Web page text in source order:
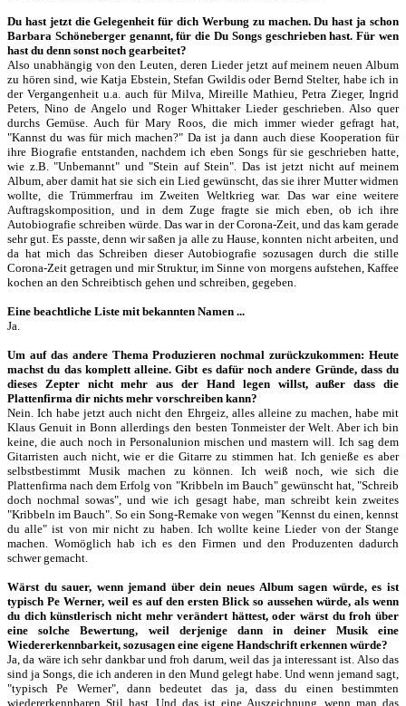
Du hast jetzt die Gelegenheit für dich Werbung zu machen. Du hast ja schon
Barbara Schöneberger genannt, für die Du Songs geschrieben hast. Für wen
hast du denn sonst noch gearbeitet?
Also unabhängig von den Leuten, deren Lieder jetzt auf meinem neuen Album
zu hören sind, wie Katja Ebstein, Stefan Gwildis oder Bernd Stelter, habe ich in
der Vergangenheit u.a. auch für Milva, Mireille Mathieu, Petra Zieger, Ingrid
Peters, Nino de Angelo und Roger Whittaker Lieder geschrieben. Also quer
durchs Gemüse. Auch für Mary Roos, die mich immer wieder gefragt hat,
"Kannst du was für mich machen?" Da ist ja dann auch diese Kooperation für
ihre Biografie entstanden, nachdem ich eben Songs für sie geschrieben hatte,
wie z.B. "Unbemannt" und "Stein auf Stein". Das ist jetzt nicht auf meinem
Album, aber damit hat sie sich ein Lied gewünscht, das sie ihrer Mutter widmen
wollte, die Trümmerfrau im Zweiten Weltkrieg war. Das war eine weitere
Auftragskomposition, und in dem Zuge fragte sie mich eben, ob ich ihre
Autobiografie schreiben würde. Das war in der Corona-Zeit, und das kam gerade
sehr gut. Es passte, denn wir saßen ja alle zu Hause, konnten nicht arbeiten, und
da hat mich das Schreiben dieser Autobiografie sozusagen durch die stille
Corona-Zeit getragen und mir Struktur, im Sinne von morgens aufstehen, Kaffee
kochen an den Schreibtisch gehen und schreiben, gegeben.
Eine beachtliche Liste mit bekannten Namen ...
Ja.
Um auf das andere Thema Produzieren nochmal zurückzukommen: Heute
machst du das komplett alleine. Gibt es dafür noch andere Gründe, dass du
dieses Zepter nicht mehr aus der Hand legen willst, außer dass die
Plattenfirma dir nichts mehr vorschreiben kann?
Nein. Ich habe jetzt auch nicht den Ehrgeiz, alles alleine zu machen, habe mit
Klaus Genuit in Bonn allerdings den besten Tonmeister der Welt. Aber ich bin
keine, die auch noch in Personalunion mischen und mastern will. Ich sag dem
Gitarristen auch nicht, wie er die Gitarre zu stimmen hat. Ich genieße es aber
selbstbestimmt Musik machen zu können. Ich weiß noch, wie sich die
Plattenfirma nach dem Erfolg von "Kribbeln im Bauch" gewünscht hat, "Schreib
doch nochmal sowas", und wie ich gesagt habe, man schreibt kein zweites
"Kribbeln im Bauch". So ein Song-Remake von wegen "Kennst du einen, kennst
du alle" ist von mir nicht zu haben. Ich wollte keine Lieder von der Stange
machen. Womöglich hab ich es den Firmen und den Produzenten dadurch
schwer gemacht.
Wärst du sauer, wenn jemand über dein neues Album sagen würde, es ist
typisch Pe Werner, weil es auf den ersten Blick so aussehen würde, als wenn
du dich künstlerisch nicht mehr verändert hättest, oder wärst du froh über
eine solche Bewertung, weil derjenige dann in deiner Musik eine
Wiedererkennbarkeit, sozusagen eine eigene Handschrift erkennen würde?
Ja, da wäre ich sehr dankbar und froh darum, weil das ja interessant ist. Also das
sind ja Songs, die ich anderen in den Mund gelegt habe. Und wenn jemand sagt,
"typisch Pe Werner", dann bedeutet das ja, dass du einen bestimmten
wiedererkennbaren Stil hast. Und das ist eine Auszeichnung, wenn man das